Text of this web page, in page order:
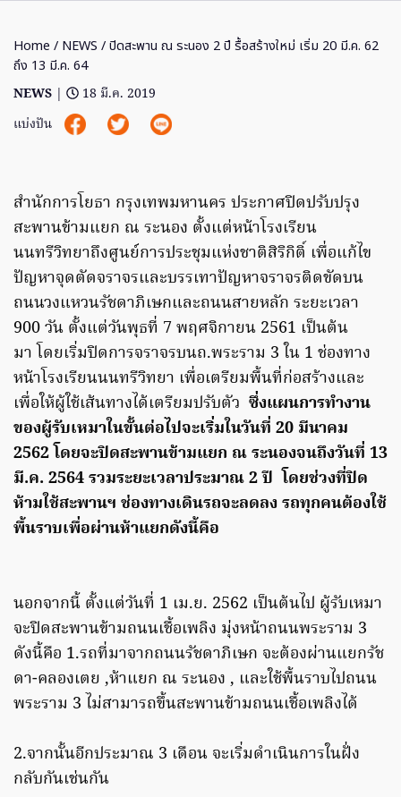
Home / NEWS / ปิดสะพาน ณ ระนอง 2 ปี รื้อสร้างใหม่ เริ่ม 20 มี.ค. 62
ถึง 13 มี.ค. 64
NEWS |
18 มี.ค. 2019
แบ่งปัน
สำนักการโยธา กรุงเทพมหานคร ประกาศปิดปรับปรุง
สะพานข้ามแยก ณ ระนอง ตั้งแต่หน้าโรงเรียน
นนทรีวิทยาถึงศูนย์การประชุมแห่งชาติสิริกิติ์ เพื่อแก้ไข
ปัญหาจุดตัดจราจรและบรรเทาปัญหาจราจรติดขัดบน
ถนนวงแหวนรัชดาภิเษกและถนนสายหลัก ระยะเวลา
900 วัน ตั้งแต่วันพุธที่ 7 พฤศจิกายน 2561 เป็นต้น
มา โดยเริ่มปิดการจราจรบนถ.พระราม 3 ใน 1 ช่องทาง
หน้าโรงเรียนนนทรีวิทยา เพื่อเตรียมพื้นที่ก่อสร้างและ
เพื่อให้ผู้ใช้เส้นทางได้เตรียมปรับตัว ซึ่งแผนการทำงาน
ของผู้รับเหมาในขั้นต่อไปจะเริ่มในวันที่ 20 มีนาคม
2562 โดยจะปิดสะพานข้ามแยก ณ ระนองจนถึงวันที่ 13
มี.ค. 2564 รวมระยะเวลาประมาณ 2 ปี โดยช่วงที่ปิด
ห้ามใช้สะพานฯ ช่องทางเดินรถจะลดลง รถทุกคนต้องใช้
พื้นราบเพื่อผ่านห้าแยกดังนี้คือ
นอกจากนี้ ตั้งแต่วันที่ 1 เม.ย. 2562 เป็นต้นไป ผู้รับเหมา
จะปิดสะพานข้ามถนนเชื้อเพลิง มุ่งหน้าถนนพระราม 3
ดังนี้คือ 1.รถที่มาจากถนนรัชดาภิเษก จะต้องผ่านแยกรัช
ดา-คลองเตย ,ห้าแยก ณ ระนอง , และใช้พื้นราบไปถนน
พระราม 3 ไม่สามารถขึ้นสะพานข้ามถนนเชื้อเพลิงได้
2.จากนั้นอีกประมาณ 3 เดือน จะเริ่มดำเนินการในฝั่ง
กลับกันเช่นกัน